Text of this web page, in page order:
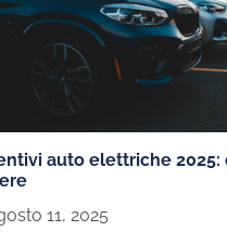
auto elettriche 2025:
11, 2025